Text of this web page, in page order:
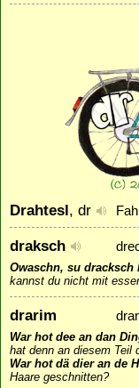
Drahtesl, dr
draksch
Owaschn, su dracksch
kannst du nicht mit
drarim
War hot dee an dan
hat denn an diesem Teil
War hot dä dier an de
Haare geschnitten?